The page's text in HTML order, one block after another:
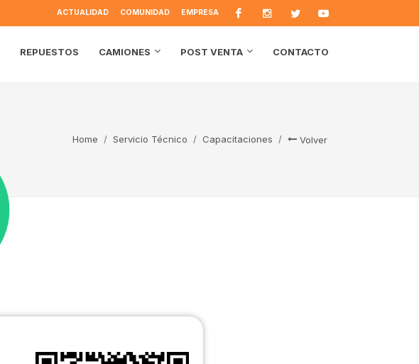
ACTUALIDAD COMUNIDAD EMPRESA
REPUESTOS CAMIONES POST VENTA CONTACTO
Home Servicio Técnico Capacitaciones Volver